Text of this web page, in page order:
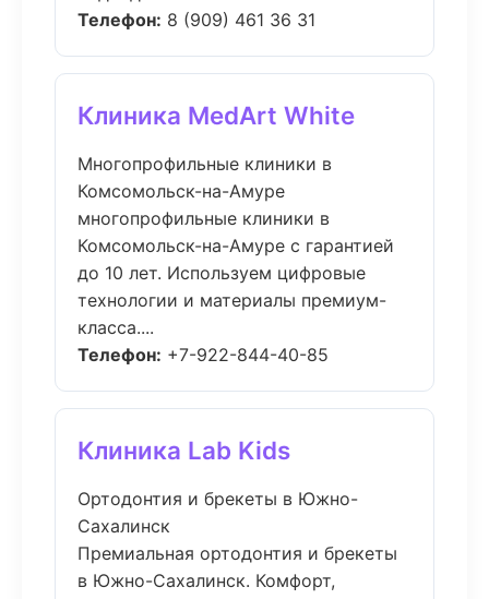
Телефон: 8 (909) 461 36 31
Клиника MedArt White
Многопрофильные клиники в
Комсомольск-на-Амуре
многопрофильные клиники в
Комсомольск-на-Амуре с гарантией
до 10 лет. Используем цифровые
технологии и материалы премиум-
класса....
Телефон: +7-922-844-40-85
Клиника Lab Kids
Ортодонтия и брекеты в Южно-
Сахалинск
Премиальная ортодонтия и брекеты
в Южно-Сахалинск. Комфорт,